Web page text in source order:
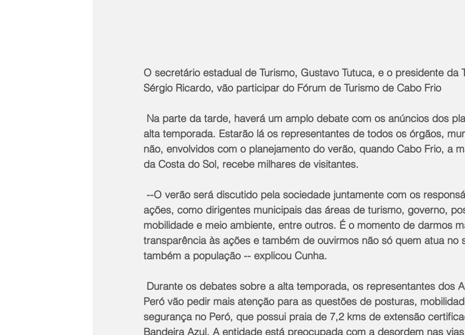
O secretário estadual de Turismo, Gustavo Tutuca, e o presidente da
Sérgio Ricardo, vão participar do Fórum de Turismo de Cabo Frio
alta temporada. Estarão lá os representantes de todos os órgãos,
não, envolvidos com o planejamento do verão, quando Cabo Frio, a
da Costa do Sol, recebe milhares de visitantes.
ações, como dirigentes municipais das áreas de turismo, governo,
mobilidade e meio ambiente, entre outros. É o momento de darmos
transparência às ações e também de ouvirmos não só quem atua no
também a população -- explicou Cunha.
Peró vão pedir mais atenção para as questões de posturas,
segurança no Peró, que possui praia de 7,2 kms de extensão
Bandeira Azul. A entidade está preocupada com a desordem nas